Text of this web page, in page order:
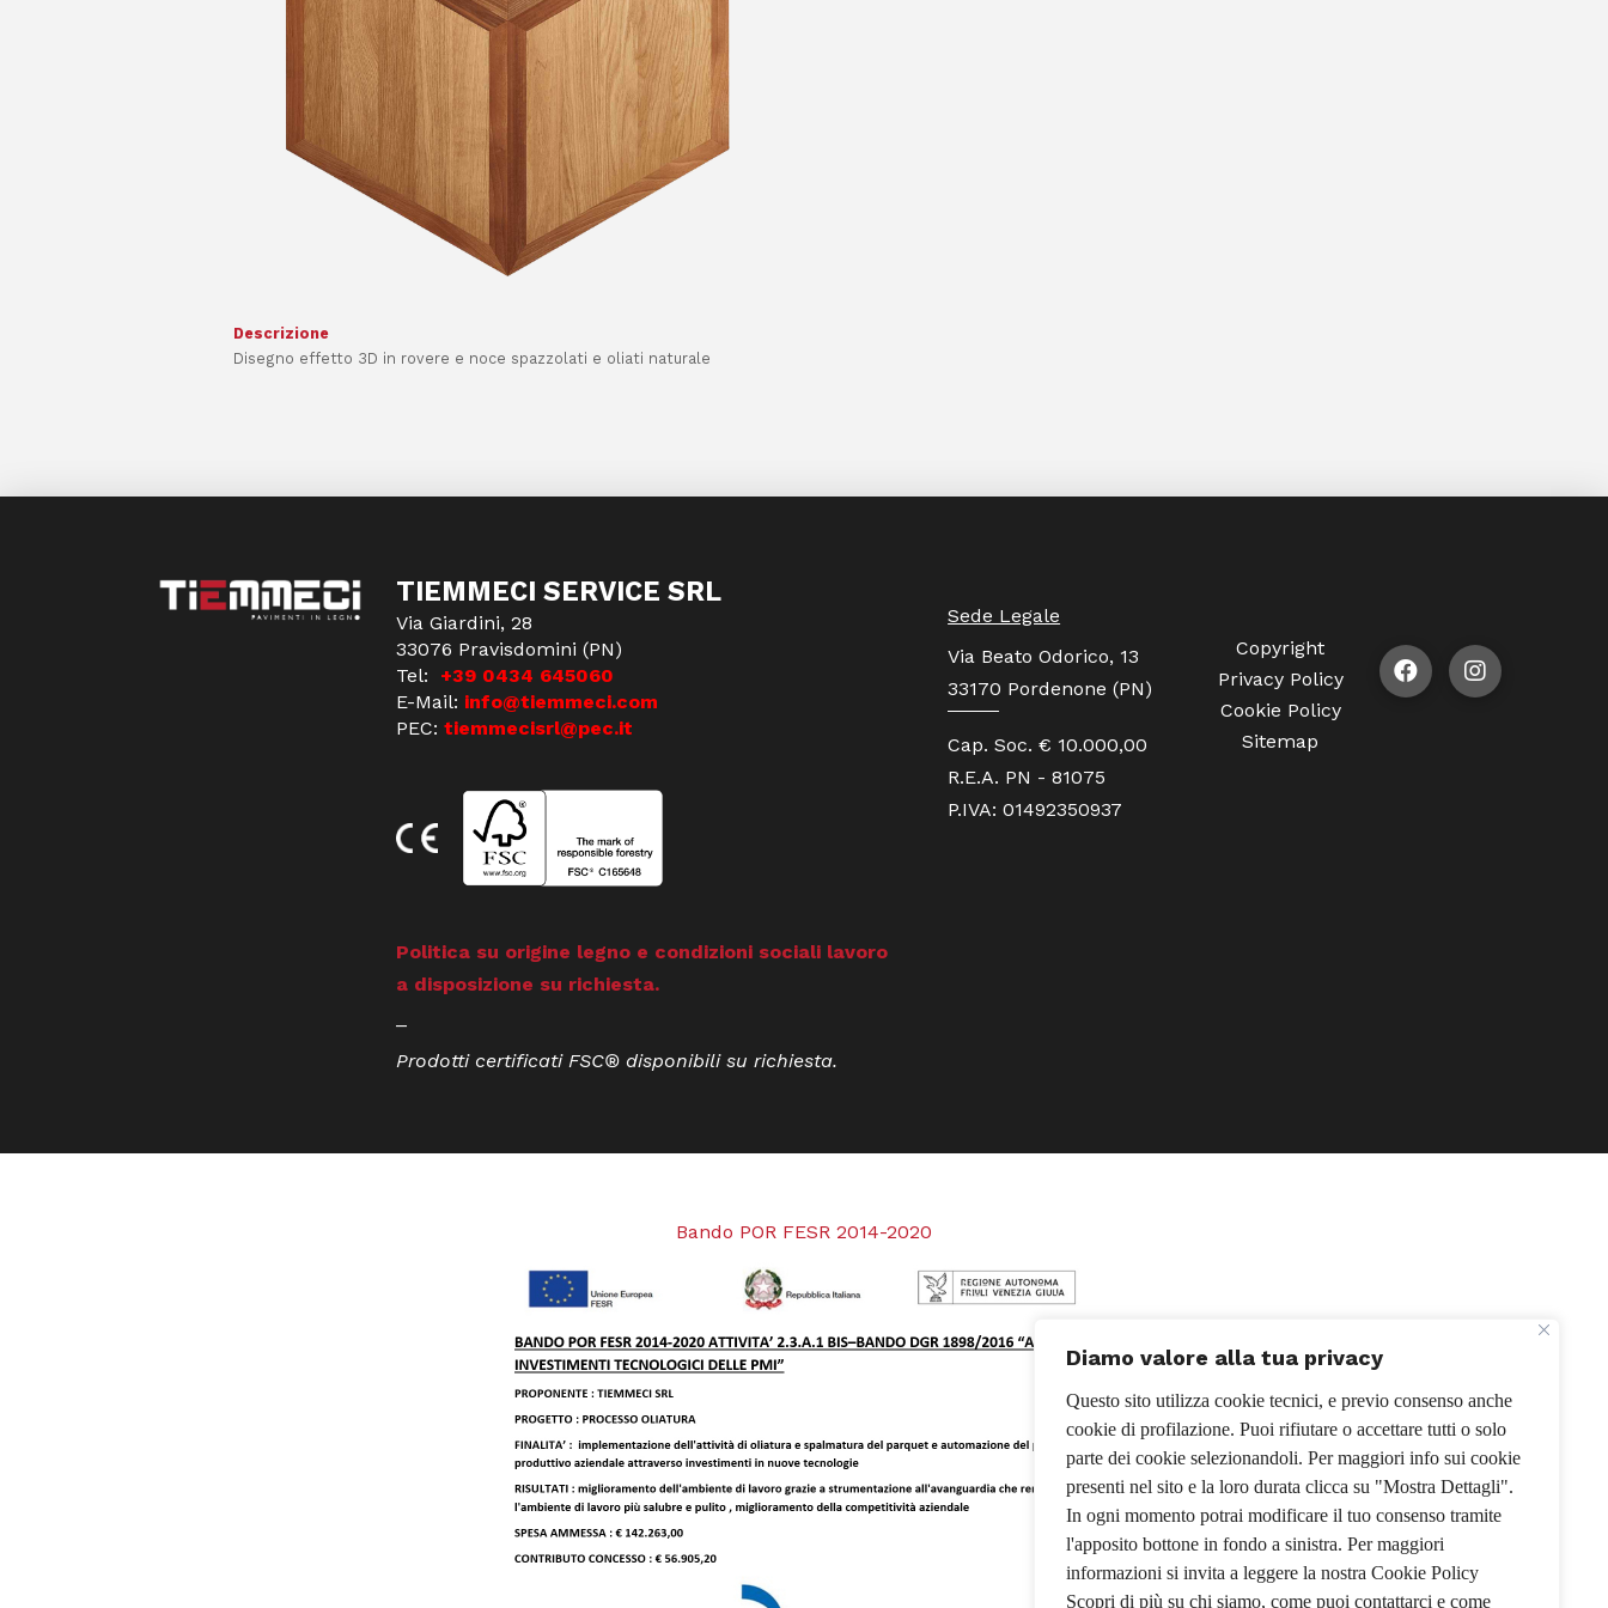
Diamo valore alla tua privacy
Questo sito utilizza cookie tecnici, e previo consenso anche
cookie di profilazione. Puoi rifiutare o accettare tutti o solo
parte dei cookie selezionandoli. Per maggiori info sui cookie
presenti nel sito e la loro durata clicca su "Mostra Dettagli".
In ogni momento potrai modificare il tuo consenso tramite
l'apposito bottone in fondo a sinistra. Per maggiori
informazioni si invita a leggere la nostra Cookie Policy
Scopri di più su chi siamo, come puoi contattarci e come
Descrizione
Disegno effetto 3D in rovere e noce spazzolati e oliati naturale
TIEMMECI SERVICE SRL
Via Giardini, 28
33076 Pravisdomini (PN)
Tel:
+39 0434 645060
E-Mail: info@tiemmeci.com
PEC: tiemmecisrl@pec.it
Politica su origine legno e condizioni sociali lavoro
a disposizione su richiesta.
Prodotti certificati FSC® disponibili su richiesta.
Sede Legale
Via Beato Odorico, 13
33170 Pordenone (PN)
Cap. Soc. € 10.000,00
R.E.A. PN - 81075
P.IVA: 01492350937
Copyright
Privacy Policy
Cookie Policy
Sitemap
Bando POR FESR 2014-2020